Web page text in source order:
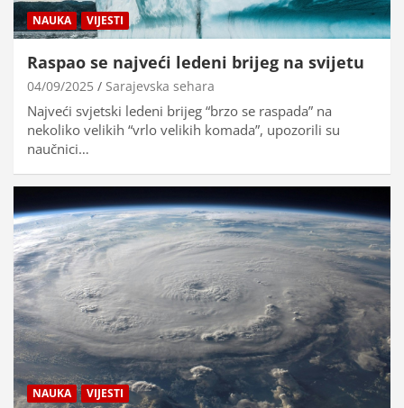
NAUKA VIJESTI
Raspao se najveći ledeni brijeg na svijetu
04/09/2025 Sarajevska sehara
Najveći svjetski ledeni brijeg “brzo se raspada” na
nekoliko velikih “vrlo velikih komada”, upozorili su
naučnici…
NAUKA VIJESTI